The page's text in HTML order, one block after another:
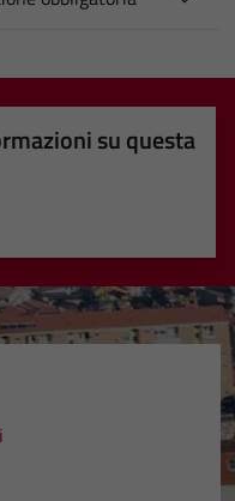
su questa